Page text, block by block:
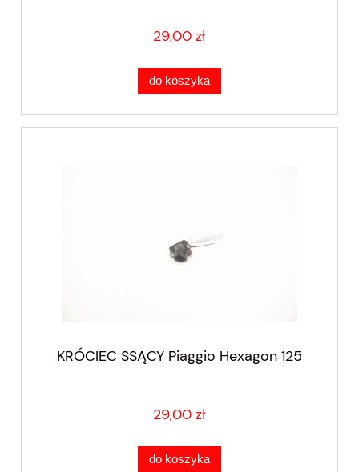
29,00 zł
do koszyka
KRÓCIEC SSĄCY Piaggio Hexagon 125
29,00 zł
do koszyka